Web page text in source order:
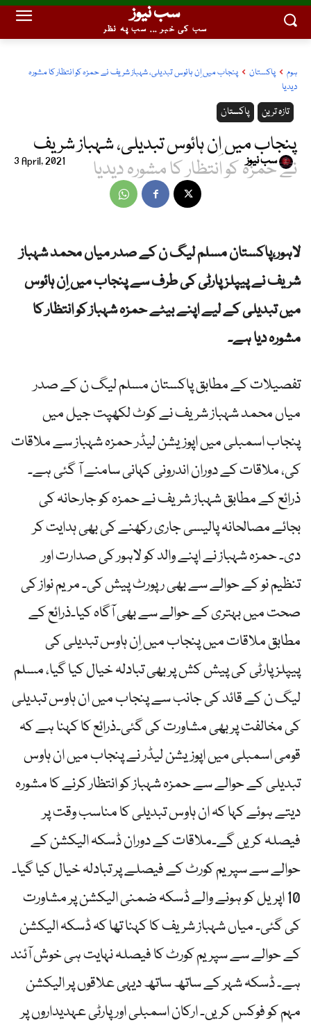
سب نیوز
سب کی خبر ... سب پہ نظر
ہوم پاکستان
پنجاب میں اِن ہائوس تبدیلی، شہباز شریف نے حمزہ کو انتظار کا مشورہ
دیدیا
پاکستان تازہ ترین
پنجاب میں اِن ہائوس تبدیلی، شہباز شریف
نے حمزہ کو انتظار کا مشورہ دیدیا
3 April, 2021 سب نیوز
لاہور،پاکستان مسلم لیگ ن کے صدر میاں محمد شہباز
شریف نے پیپلز پارٹی کی طرف سے پنجاب میں اِن ہائوس
میں تبدیلی کے لیے اپنے بیٹے حمزہ شہباز کو انتظار کا
مشورہ دیا ہے۔
تفصیلات کے مطابق پاکستان مسلم لیگ ن کے صدر
میاں محمد شہباز شریف نے کوٹ لکھپت جیل میں
پنجاب اسمبلی میں اپوزیشن لیڈر حمزہ شہباز سے ملاقات
کی، ملاقات کے دوران اندرونی کہانی سامنے آ گئی ہے۔
ذرائع کے مطابق شہباز شریف نے حمزہ کو جارحانہ کی
بجائے مصالحانہ پالیسی جاری رکھنے کی بھی ہدایت کر
دی۔ حمزہ شہباز نے اپنے والد کو لاہور کی صدارت اور
تنظیم نو کے حوالے سے بھی رپورٹ پیش کی۔ مریم نواز کی
صحت میں بہتری کے حوالے سے بھی آگاہ کیا۔ذرائع کے
مطابق ملاقات میں پنجاب میں اِن ہاوس تبدیلی کی
پیپلزپارٹی کی پیش کش پر بھی تبادلہ خیال کیا گیا، مسلم
لیگ ن کے قائد کی جانب سے پنجاب میں ان ہاوس تبدیلی
کی مخالفت پر بھی مشاورت کی گئی۔ذرائع کا کہنا ہے کہ
قومی اسمبلی میں اپوزیشن لیڈر نے پنجاب میں ان ہاوس
تبدیلی کے حوالے سے حمزہ شہباز کو انتظار کرنے کا مشورہ
دیتے ہوئے کہا کہ ان ہاوس تبدیلی کا مناسب وقت پر
فیصلہ کریں گے۔ملاقات کے دوران ڈسکہ الیکشن کے
حوالے سے سپریم کورٹ کے فیصلے پر تبادلہ خیال کیا گیا۔
10 اپریل کو ہونے والے ڈسکہ ضمنی الیکشن پر مشاورت
کی گئی۔ میاں شہباز شریف کا کہنا تھا کہ ڈسکہ الیکشن
کے حوالے سے سپریم کورٹ کا فیصلہ نہایت ہی خوش آئند
ہے۔ ڈسکہ شہر کے ساتھ ساتھ دیہی علاقوں پر الیکشن
مہم کو فوکس کریں۔ ارکان اسمبلی اور پارٹی عہدیداروں پر